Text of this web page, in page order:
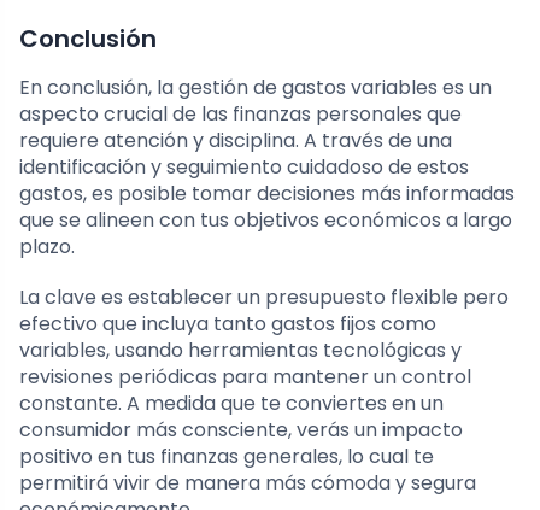
Conclusión
En conclusión, la gestión de gastos variables es un
aspecto crucial de las finanzas personales que
requiere atención y disciplina. A través de una
identificación y seguimiento cuidadoso de estos
gastos, es posible tomar decisiones más informadas
que se alineen con tus objetivos económicos a largo
plazo.
La clave es establecer un presupuesto flexible pero
efectivo que incluya tanto gastos fijos como
variables, usando herramientas tecnológicas y
revisiones periódicas para mantener un control
constante. A medida que te conviertes en un
consumidor más consciente, verás un impacto
positivo en tus finanzas generales, lo cual te
permitirá vivir de manera más cómoda y segura